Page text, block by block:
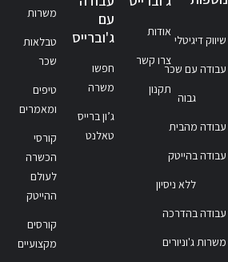
שיווק דיגיטלי
עבודה עם שכר
גבוה
עבודה מהבית
עבודה בהייטק
ללא ניסיון
עבודה בהדרכה
משרות ג'וניורים
אודות
צרו קשר
תקנון
עם
ג'וברייס
חפשו
משרה
ג’ון ברייס
טאלנט
משרות
טבלאות
שכר
טיפים
ומאמרים
קורסי
הכשרה
לעולם
ההייטק
קורסים
מקצועיים